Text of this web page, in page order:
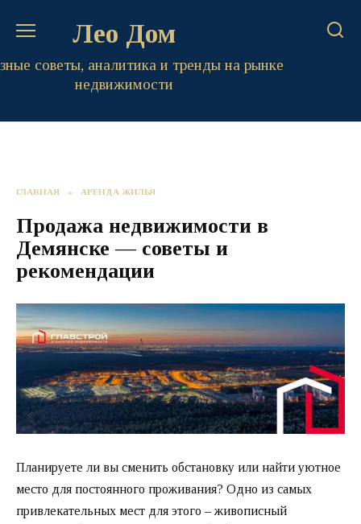
Лео Дом
советы, аналитика и тренды на рынке
недвижимости
ГЛАВНАЯ » АРЕНДА ЖИЛЬЯ
Продажа недвижимости в
Демянске — советы и
рекомендации
Планируете ли вы сменить обстановку или найти уютное
место для постоянного проживания? Одно из самых
привлекательных мест для этого – живописный